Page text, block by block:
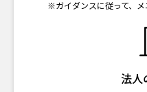
※ガイダンスに従って、メ
法人